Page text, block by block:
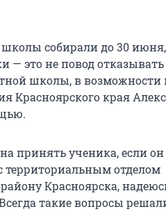
собирали до 30
— это не повод отказывать
школы, в возможности
Красноярского края
принять ученика, если он
территориальным отделом
Красноярска,
такие вопросы